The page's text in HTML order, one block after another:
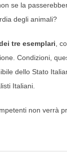
se la
degli animali?
tre esemplari ,
Condizioni,
dello Stato
Italiani.
non verrà